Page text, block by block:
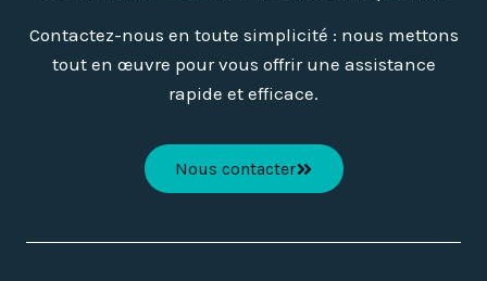
Contactez-nous en toute simplicité : nous mettons
tout en œuvre pour vous offrir une assistance
rapide et efficace.
Nous contacter